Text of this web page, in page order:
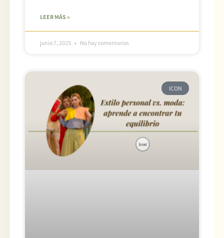
LEER MÁS »
junio 7, 2025 No hay comentarios
ICON